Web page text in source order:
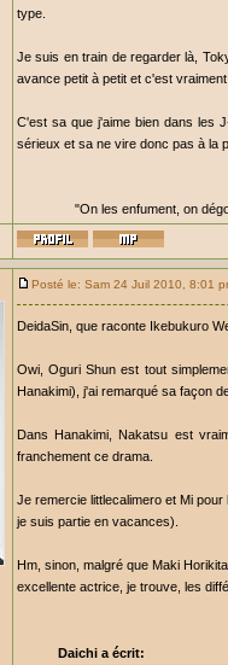
type.
Je suis en train de regarder là,
avance petit à petit et c'est
C'est sa que j'aime bien dans les
sérieux et sa ne vire donc pas à la
"On les enfument, on
Posté le: Sam 24 Juil 2010, 8:01
DeidaSin, que raconte Ikebukuro
Owi, Oguri Shun est tout
Hanakimi), j'ai remarqué sa façon
Dans Hanakimi, Nakatsu est
franchement ce drama.
Je remercie littlecalimero et Mi
je suis partie en vacances).
Hm, sinon, malgré que Maki
excellente actrice, je trouve, les
Daichi a écrit: